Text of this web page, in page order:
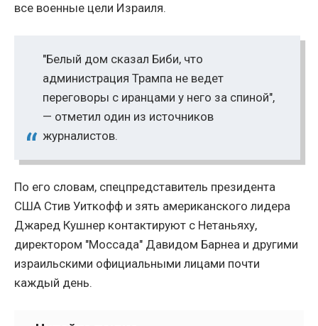
все военные цели Израиля.
"Белый дом сказал Биби, что
администрация Трампа не ведет
переговоры с иранцами у него за спиной",
— отметил один из источников
журналистов.
По его словам, спецпредставитель президента
США Стив Уиткофф и зять американского лидера
Джаред Кушнер контактируют с Нетаньяху,
директором "Моссада" Давидом Барнеа и другими
израильскими официальными лицами почти
каждый день.